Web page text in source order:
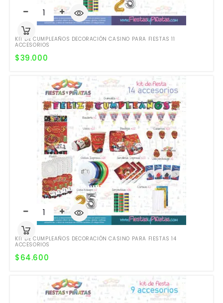
KIT DE CUMPLEAÑOS DECORACIÓN CASINO PARA FIESTAS 11
ACCESORIOS
$39.000
KIT DE CUMPLEAÑOS DECORACIÓN CASINO PARA FIESTAS 14
ACCESORIOS
$64.600